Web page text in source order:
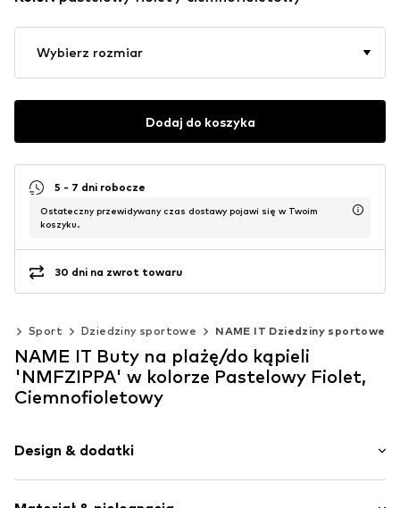
Wybierz rozmiar
Dodaj do koszyka
5 - 7 dni robocze
Ostateczny przewidywany czas dostawy pojawi się w Twoim
koszyku.
30 dni na zwrot towaru
Sport Dziedziny sportowe NAME IT Dziedziny sportowe
NAME IT Buty na plażę/do kąpieli
'NMFZIPPA' w kolorze Pastelowy Fiolet,
Ciemnofioletowy
Design & dodatki